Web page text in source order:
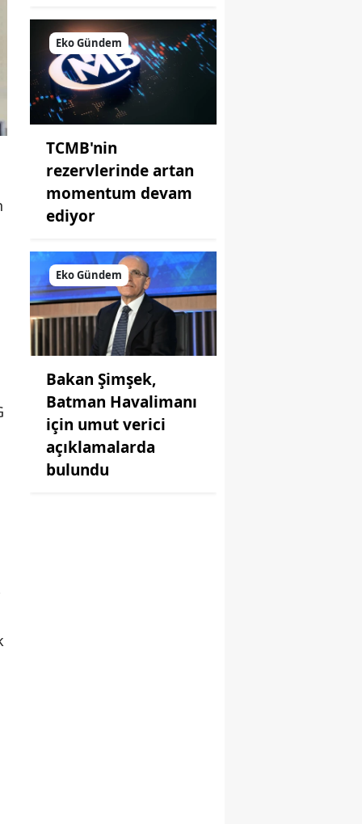
Eko Gündem
TCMB'nin
rezervlerinde artan
momentum devam
ediyor
Eko Gündem
Bakan Şimşek,
Batman Havalimanı
için umut verici
açıklamalarda
bulundu